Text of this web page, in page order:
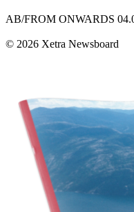
AB/FROM ONWARDS
© 2026 Xetra Newsboard